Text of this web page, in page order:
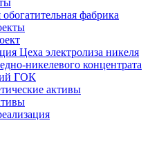
фабрика
Цеха электролиза никеля
никелевого концентрата
ГОК
активы